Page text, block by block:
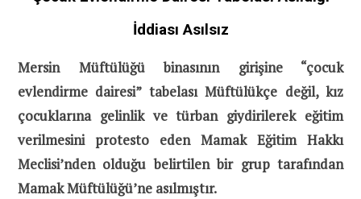
İddiası Asılsız
Mersin Müftülüğü binasının girişine “çocuk
evlendirme dairesi” tabelası Müftülükçe değil, kız
çocuklarına gelinlik ve türban giydirilerek eğitim
verilmesini protesto eden Mamak Eğitim Hakkı
Meclisi’nden olduğu belirtilen bir grup tarafından
Mamak Müftülüğü’ne asılmıştır.